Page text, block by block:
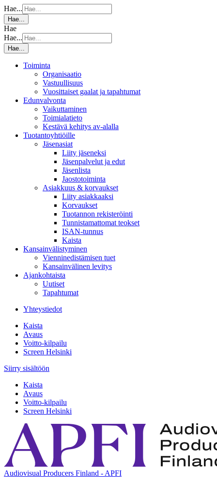
Hae...
Hae...
Hae
Hae...
Hae...
Toiminta
Organisaatio
Vastuullisuus
Vuosittaiset gaalat ja tapahtumat
Edunvalvonta
Vaikuttaminen
Toimialatieto
Kestävä kehitys av-alalla
Tuotantoyhtiöille
Jäsenasiat
Liity jäseneksi
Jäsenpalvelut ja edut
Jäsenlista
Jaostotoiminta
Asiakkuus & korvaukset
Liity asiakkaaksi
Korvaukset
Tuotannon rekisteröinti
Tunnistamattomat teokset
ISAN-tunnus
Kaista
Kansainvälistyminen
Vienninedistämisen tuet
Kansainvälinen levitys
Ajankohtaista
Uutiset
Tapahtumat
Yhteystiedot
Kaista
Avaus
Voitto-kilpailu
Screen Helsinki
Siirry sisältöön
Kaista
Avaus
Voitto-kilpailu
Screen Helsinki
Audiovisual Producers Finland - APFI